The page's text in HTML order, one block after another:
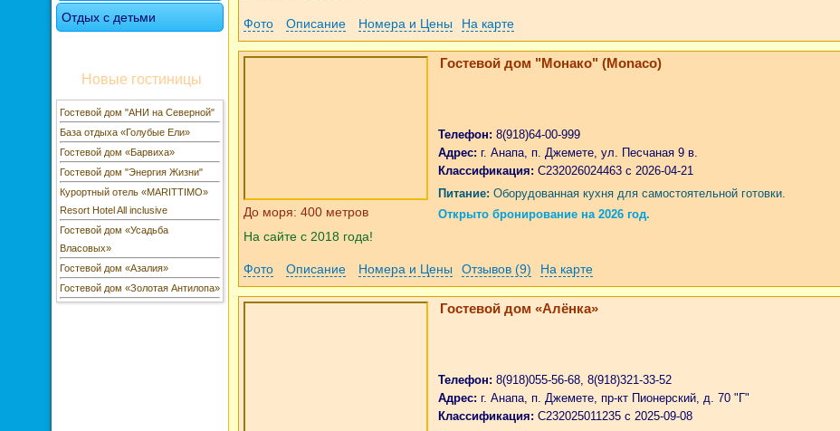
Отдых с детьми
Новые гостиницы
Гостевой дом "АНИ на Северной"
База отдыха «Голубые Ели»
Гостевой дом «Барвиха»
Гостевой дом "Энергия Жизни"
Курортный отель «MARITTIMO»
Resort Hotel All inclusive
Гостевой дом «Усадьба
Власовых»
Гостевой дом «Азалия»
Гостевой дом «Золотая Антилопа»
Фото Описание Номера и Цены На карте
До моря: 400 метров
На сайте с 2018 года!
Гостевой дом "Монако" (Monaco)
Телефон: 8(918)64-00-999
Адрес: г. Анапа, п. Джемете, ул. Песчаная 9 в.
Классификация: С232026024463 с 2026-04-21
Питание: Оборудованная кухня для самостоятельной готовки.
Открыто бронирование на 2026 год.
Фото Описание Номера и Цены Отзывов (9) На карте
Гостевой дом «Алёнка»
Телефон: 8(918)055-56-68, 8(918)321-33-52
Адрес: г. Анапа, п. Джемете, пр-кт Пионерский, д. 70 "Г"
Классификация: С232025011235 с 2025-09-08